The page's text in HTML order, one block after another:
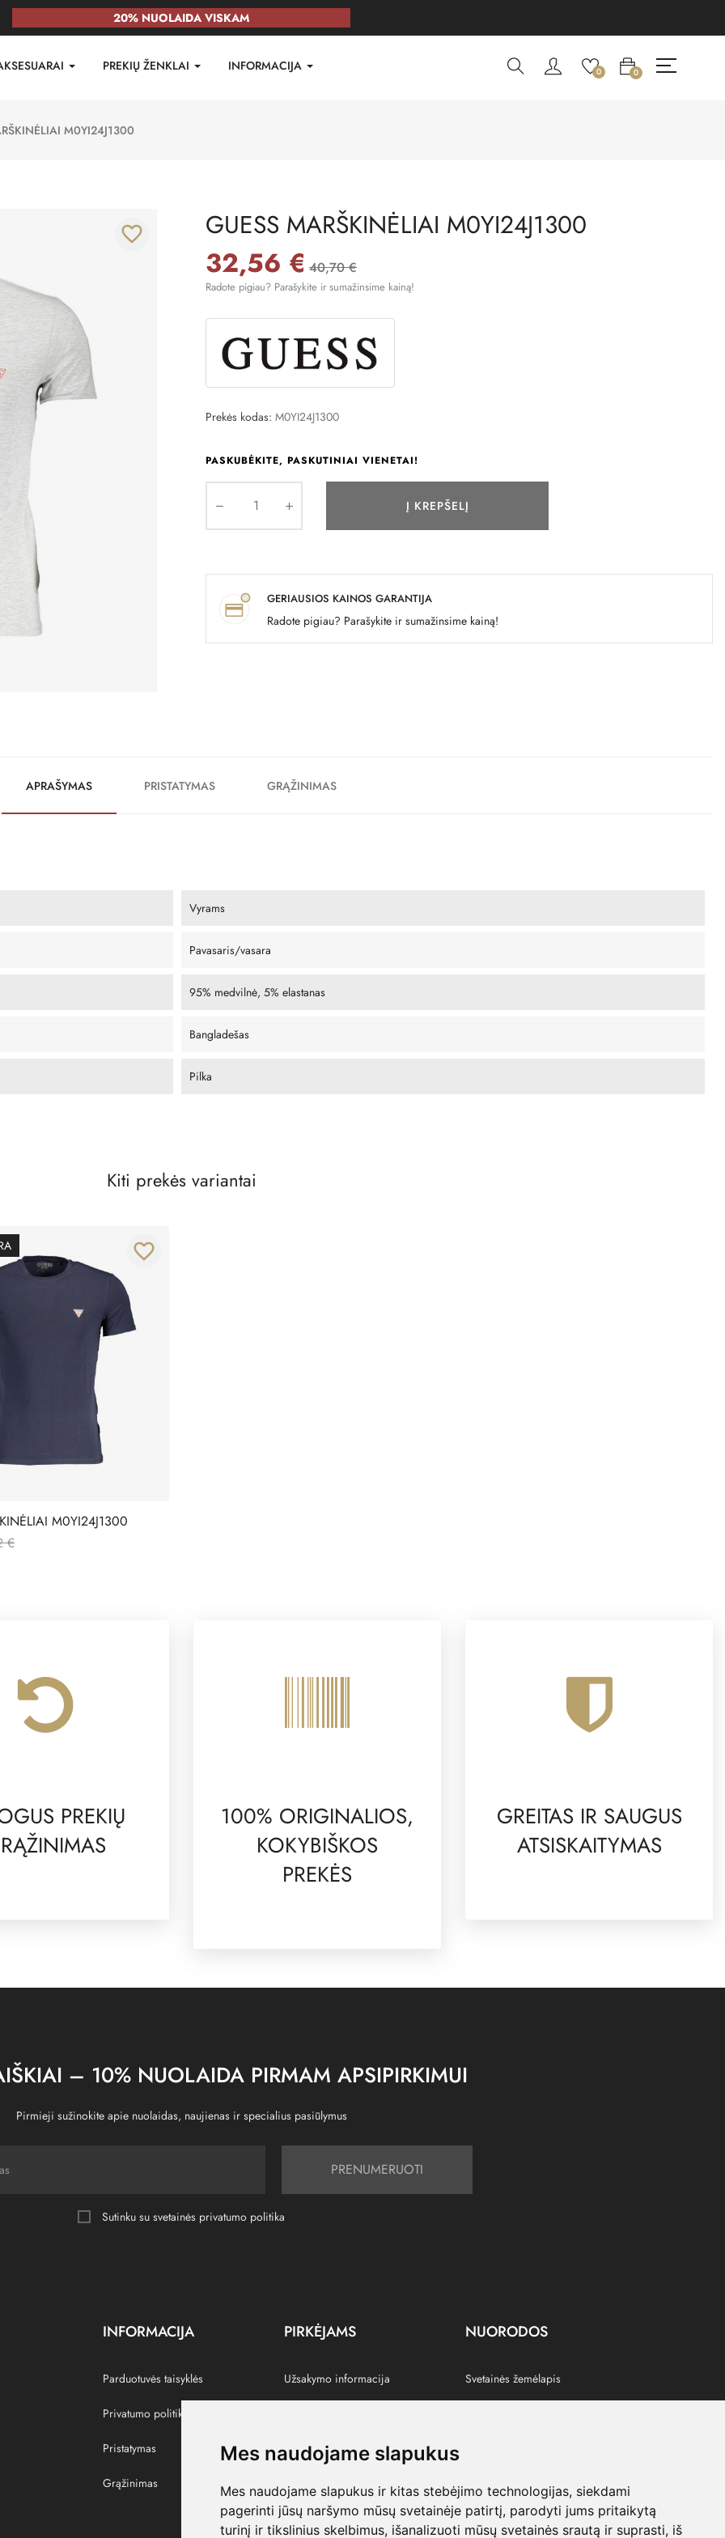
Mes naudojame slapukus
Mes naudojame slapukus ir kitas stebėjimo technologijas, siekdami
pagerinti jūsų naršymo mūsų svetainėje patirtį, parodyti jums pritaikytą
turinį ir tikslinius skelbimus, išanalizuoti mūsų svetainės srautą ir suprasti, iš
20% NUOLAIDA VISKAM
PREKIŲ ŽENKLAI INFORMACIJA 0 0
M0YI24J1300
favorite_border GUESS MARŠKINĖLIAI M0YI24J1300
32,56 € 40,70 €
Radote pigiau? Parašykite ir sumažinsime kainą!
Prekės kodas: M0YI24J1300
PASKUBĖKITE, PASKUTINIAI VIENETAI!
Į KREPŠELĮ
GERIAUSIOS KAINOS GARANTIJA
Radote pigiau? Parašykite ir sumažinsime kainą!
APRAŠYMAS PRISTATYMAS GRĄŽINIMAS
Vyrams
Pavasaris/vasara
95% medvilnė, 5% elastanas
Bangladešas
Pilka
Kiti prekės variantai
favorite_border
M0YI24J1300
€
PREKIŲ
100% ORIGINALIOS,
KOKYBIŠKOS
PREKĖS
GREITAS IR SAUGUS
ATSISKAITYMAS
– 10% NUOLAIDA PIRMAM APSIPIRKIMUI
Pirmieji sužinokite apie nuolaidas, naujienas ir specialius pasiūlymus
PRENUMERUOTI
Sutinku su svetainės privatumo politika
INFORMACIJA
Parduotuvės taisyklės
Privatumo politika
Pristatymas
Grąžinimas
PIRKĖJAMS
Užsakymo informacija
Paskyra
Pamėgtos prekės
NUORODOS
Svetainės žemėlapis